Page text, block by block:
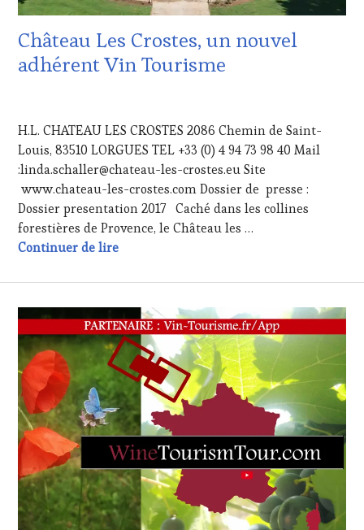
CLÉS
VIN
DE
GASTRONOMIE
FRANÇAISE,
INVITATIONS
&
DÉGUSTATIONS,
WINE
TASTING
MÉDIAS,
PRESSE
RADIO,
WEB,
OENOTOURISME,
SALONS
INTERNATIONAUX,
VIGNOBLES,
WINE
TASTING
VOUCHER ,
WINETASTINGVOUCHER.COM
Château Les Crostes, un nouvel
adhérent Vin Tourisme
2017
H.L. CHATEAU LES CROSTES 2086 Chemin de Saint-
Louis, 83510 LORGUES TEL +33 (0) 4 94 73 98 40 Mail
:linda.schaller@chateau-les-crostes.eu Site
www.chateau-les-crostes.com Dossier de presse :
Dossier presentation 2017 Caché dans les collines
forestières de Provence, le Château les …
Continuer de lireChâteau Les Crostes, un nouvel